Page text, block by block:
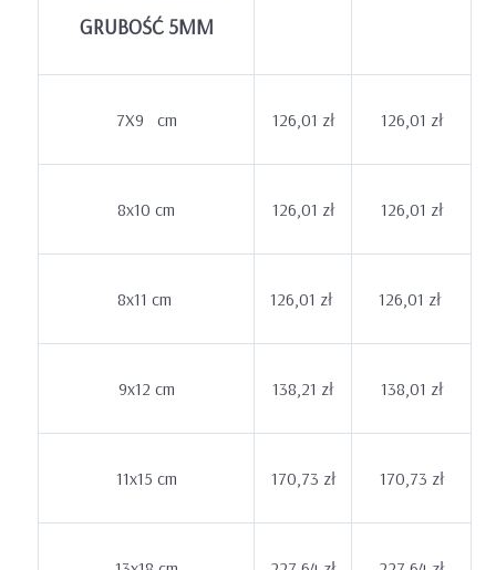
GRUBOŚĆ 5MM
7X9 cm 126,01 zł 126,01 zł
8x10 cm 126,01 zł 126,01 zł
8x11 cm 126,01 zł 126,01 zł
9x12 cm 138,21 zł 138,01 zł
11x15 cm 170,73 zł 170,73 zł